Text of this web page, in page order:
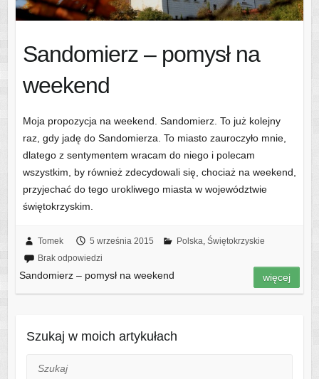
Sandomierz – pomysł na
weekend
Moja propozycja na weekend. Sandomierz. To już kolejny
raz, gdy jadę do Sandomierza. To miasto zauroczyło mnie,
dlatego z sentymentem wracam do niego i polecam
wszystkim, by również zdecydowali się, chociaż na weekend,
przyjechać do tego urokliwego miasta w województwie
świętokrzyskim.
Tomek 5 września 2015 Polska Świętokrzyskie
Brak odpowiedzi
Sandomierz – pomysł na weekend więcej
Szukaj w moich artykułach
Szukaj